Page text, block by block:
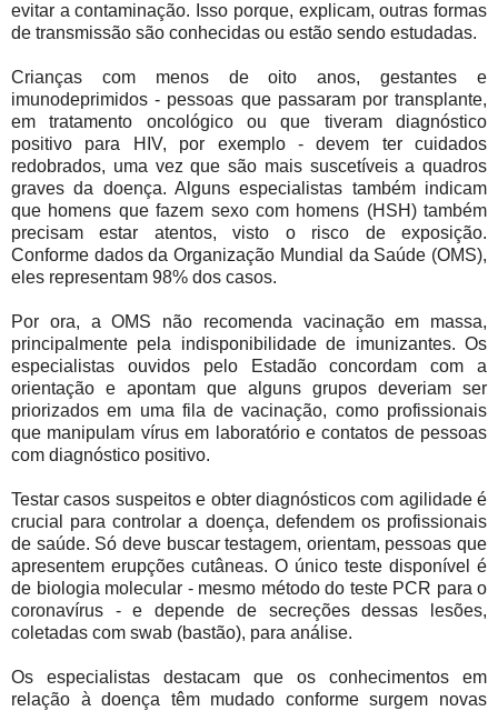
evitar a contaminação. Isso porque, explicam, outras formas
de transmissão são conhecidas ou estão sendo estudadas.
Crianças com menos de oito anos, gestantes e
imunodeprimidos - pessoas que passaram por transplante,
em tratamento oncológico ou que tiveram diagnóstico
positivo para HIV, por exemplo - devem ter cuidados
redobrados, uma vez que são mais suscetíveis a quadros
graves da doença. Alguns especialistas também indicam
que homens que fazem sexo com homens (HSH) também
precisam estar atentos, visto o risco de exposição.
Conforme dados da Organização Mundial da Saúde (OMS),
eles representam 98% dos casos.
Por ora, a OMS não recomenda vacinação em massa,
principalmente pela indisponibilidade de imunizantes. Os
especialistas ouvidos pelo Estadão concordam com a
orientação e apontam que alguns grupos deveriam ser
priorizados em uma fila de vacinação, como profissionais
que manipulam vírus em laboratório e contatos de pessoas
com diagnóstico positivo.
Testar casos suspeitos e obter diagnósticos com agilidade é
crucial para controlar a doença, defendem os profissionais
de saúde. Só deve buscar testagem, orientam, pessoas que
apresentem erupções cutâneas. O único teste disponível é
de biologia molecular - mesmo método do teste PCR para o
coronavírus - e depende de secreções dessas lesões,
coletadas com swab (bastão), para análise.
Os especialistas destacam que os conhecimentos em
relação à doença têm mudado conforme surgem novas